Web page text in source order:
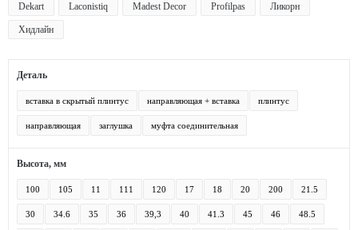
Dekart Laconistiq Madest Decor Profilpas Ликорн
Хидлайн
Деталь
вставка в скрытый плинтус направляющая + вставка плинтус
направляющая заглушка муфта соединительная
Высота, мм
100 105 11 111 120 17 18 20 200 21.5
30 34.6 35 36 39,3 40 41.3 45 46 48.5